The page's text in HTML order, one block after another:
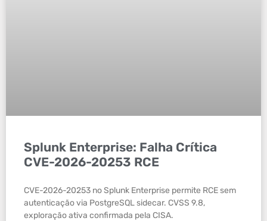
Splunk Enterprise: Falha Crítica
CVE-2026-20253 RCE
CVE-2026-20253 no Splunk Enterprise permite RCE sem
autenticação via PostgreSQL sidecar. CVSS 9.8,
exploração ativa confirmada pela CISA.